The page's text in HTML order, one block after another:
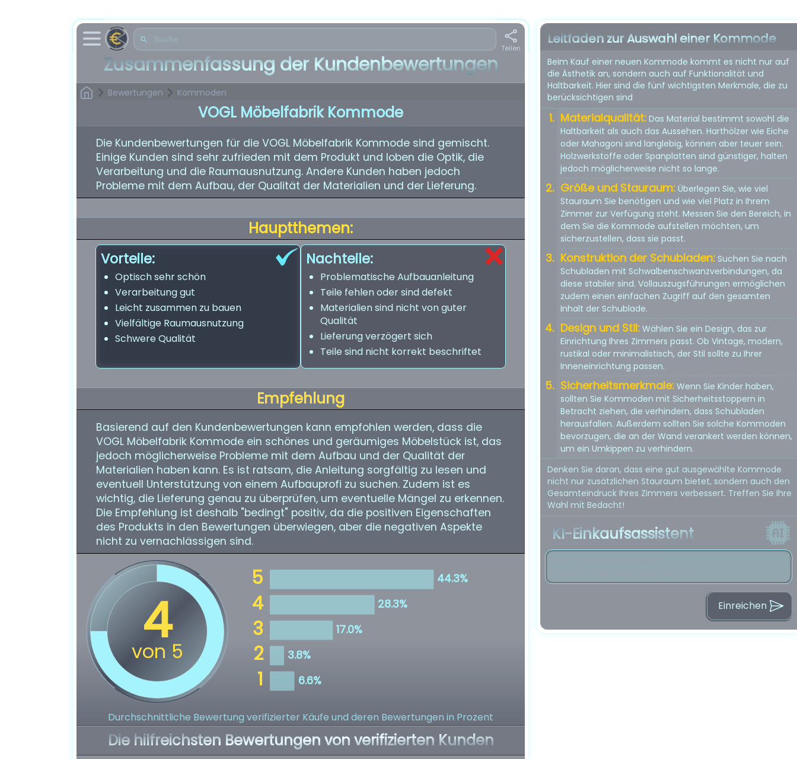
Teilen
Zusammenfassung der Kundenbewertungen
Bewertungen Kommoden
VOGL Möbelfabrik Kommode
Die Kundenbewertungen für die VOGL Möbelfabrik Kommode sind gemischt.
Einige Kunden sind sehr zufrieden mit dem Produkt und loben die Optik, die
Verarbeitung und die Raumausnutzung. Andere Kunden haben jedoch
Probleme mit dem Aufbau, der Qualität der Materialien und der Lieferung.
Hauptthemen:
Vorteile:
Optisch sehr schön
Verarbeitung gut
Leicht zusammen zu bauen
Vielfältige Raumausnutzung
Schwere Qualität
Nachteile:
Problematische Aufbauanleitung
Teile fehlen oder sind defekt
Materialien sind nicht von guter
Qualität
Lieferung verzögert sich
Teile sind nicht korrekt beschriftet
Empfehlung
Basierend auf den Kundenbewertungen kann empfohlen werden, dass die
VOGL Möbelfabrik Kommode ein schönes und geräumiges Möbelstück ist, das
jedoch möglicherweise Probleme mit dem Aufbau und der Qualität der
Materialien haben kann. Es ist ratsam, die Anleitung sorgfältig zu lesen und
eventuell Unterstützung von einem Aufbauprofi zu suchen. Zudem ist es
wichtig, die Lieferung genau zu überprüfen, um eventuelle Mängel zu erkennen.
Die Empfehlung ist deshalb "bedingt" positiv, da die positiven Eigenschaften
des Produkts in den Bewertungen überwiegen, aber die negativen Aspekte
nicht zu vernachlässigen sind.
Durchschnittliche Bewertung verifizierter Käufe und deren Bewertungen in Prozent
Die hilfreichsten Bewertungen von verifizierten Kunden
Leitfaden zur Auswahl einer Kommode
Beim Kauf einer neuen Kommode kommt es nicht nur auf
die Ästhetik an, sondern auch auf Funktionalität und
Haltbarkeit. Hier sind die fünf wichtigsten Merkmale, die zu
berücksichtigen sind
Materialqualität: Das Material bestimmt sowohl die
Haltbarkeit als auch das Aussehen. Harthölzer wie Eiche
oder Mahagoni sind langlebig, können aber teuer sein.
Holzwerkstoffe oder Spanplatten sind günstiger, halten
jedoch möglicherweise nicht so lange.
Größe und Stauraum: Überlegen Sie, wie viel
Stauraum Sie benötigen und wie viel Platz in Ihrem
Zimmer zur Verfügung steht. Messen Sie den Bereich, in
dem Sie die Kommode aufstellen möchten, um
sicherzustellen, dass sie passt.
Konstruktion der Schubladen: Suchen Sie nach
Schubladen mit Schwalbenschwanzverbindungen, da
diese stabiler sind. Vollauszugsführungen ermöglichen
zudem einen einfachen Zugriff auf den gesamten
Inhalt der Schublade.
Design und Stil: Wählen Sie ein Design, das zur
Einrichtung Ihres Zimmers passt. Ob Vintage, modern,
rustikal oder minimalistisch, der Stil sollte zu Ihrer
Inneneinrichtung passen.
Sicherheitsmerkmale: Wenn Sie Kinder haben,
sollten Sie Kommoden mit Sicherheitsstoppern in
Betracht ziehen, die verhindern, dass Schubladen
herausfallen. Außerdem sollten Sie solche Kommoden
bevorzugen, die an der Wand verankert werden können,
um ein Umkippen zu verhindern.
Denken Sie daran, dass eine gut ausgewählte Kommode
nicht nur zusätzlichen Stauraum bietet, sondern auch den
Gesamteindruck Ihres Zimmers verbessert. Treffen Sie Ihre
Wahl mit Bedacht!
KI-Einkaufsassistent
Einreichen